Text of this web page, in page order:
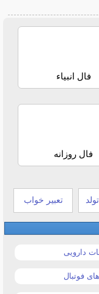
فال انبیاء
فال روزانه
تعبیر خواب
دارویی
فوتبال